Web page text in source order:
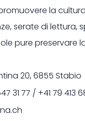
la
serate di lettura,
pure preservare
20, 6855 Stabio
31 77 / +41 79 413